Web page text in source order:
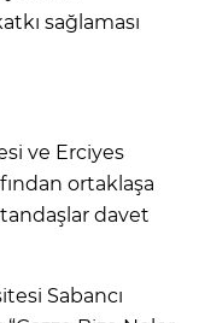
sağlaması
ve Erciyes
ortaklaşa
davet
Sabancı